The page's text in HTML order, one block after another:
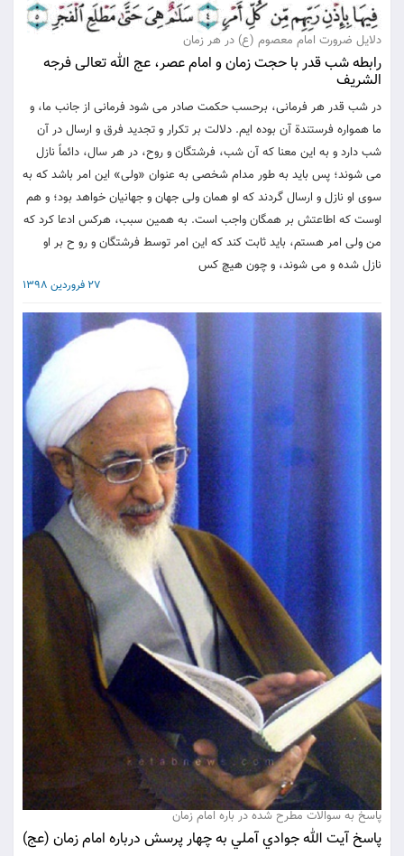
دلایل ضرورت امام معصوم (ع) در هر زمان
رابطه شب قدر با حجت زمان و امام عصر، عج الله تعالی فرجه
الشریف
در شب قدر هر فرمانی، برحسب حکمت صادر می شود فرمانی از جانب ما، و
ما همواره فرستندة آن بوده ایم. دلالت بر تکرار و تجدید فرق و ارسال در آن
شب دارد و به این معنا که آن شب، فرشتگان و روح، در هر سال، دائماً نازل
می شوند؛ پس باید به طور مدام شخصی به عنوان «ولی» این امر باشد که به
سوی او نازل و ارسال گردند که او همان ولی جهان و جهانیان خواهد بود؛ و هم
اوست که اطاعتش بر همگان واجب است. به همین سبب، هرکس ادعا کرد که
من ولی امر هستم، باید ثابت کند که این امر توسط فرشتگان و رو ح بر او
نازل شده و می شوند، و چون هیچ کس
27 فروردین 1398
پاسخ به سوالات مطرح شده در باره امام زمان
پاسخ آيت الله جوادي آملي به چهار پرسش درباره امام زمان (عج)